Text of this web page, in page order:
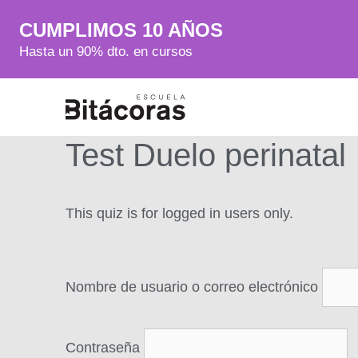
CUMPLIMOS 10 AÑOS
Hasta un 90% dto. en cursos
Test Duelo perinatal
This quiz is for logged in users only.
Nombre de usuario o correo electrónico
Contraseña